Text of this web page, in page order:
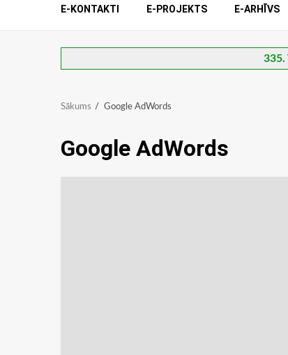
E-KONTAKTI E-PROJEKTS E-ARHĪVS
335.
Sākums Google AdWords
Google AdWords